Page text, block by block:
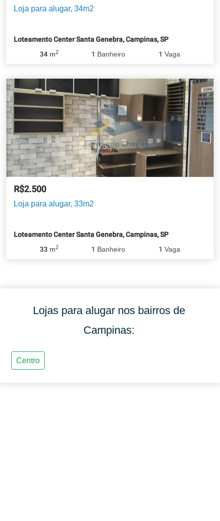
Loja para alugar, 34m2
Loteamento Center Santa Genebra, Campinas, SP
34m2 1 Banheiro 1 Vaga
R$2.500
Loja para alugar, 33m2
Loteamento Center Santa Genebra, Campinas, SP
33 m2 1 Banheiro 1 Vaga
Lojas para alugar nos bairros de
Campinas:
Centro